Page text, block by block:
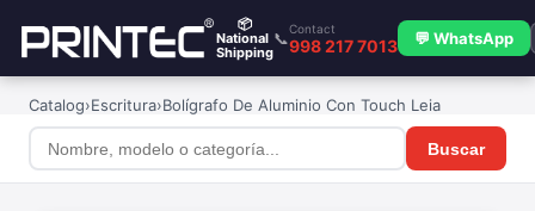
📦
National
Shipping
📞
Contact
998 217 7013 💬 WhatsApp
Catalog›Escritura›Bolígrafo De Aluminio Con Touch Leia
Buscar